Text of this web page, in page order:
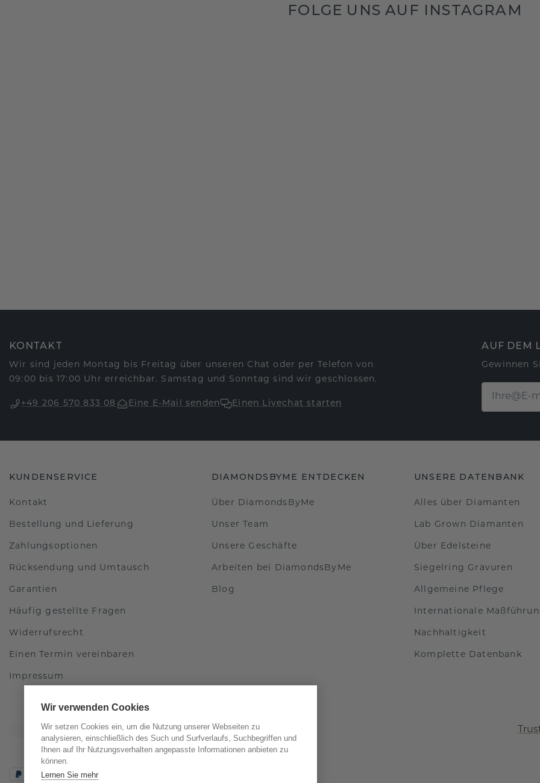
FOLGE UNS AUF INSTAGRAM
KONTAKT
Wir sind jeden Montag bis Freitag über unseren Chat oder per Telefon von
09:00 bis 17:00 Uhr erreichbar. Samstag und Sonntag sind wir geschlossen.
+49 206 570 833 08 Eine E-Mail senden Einen Livechat starten
AUF DEM
Gewinnen
KUNDENSERVICE
Kontakt
Bestellung und Lieferung
Zahlungsoptionen
Rücksendung und Umtausch
Garantien
Häufig gestellte Fragen
Widerrufsrecht
Einen Termin vereinbaren
Impressum
DIAMONDSBYME ENTDECKEN
Über DiamondsByMe
Unser Team
Unsere Geschäfte
Arbeiten bei DiamondsByMe
Blog
UNSERE DATENBANK
Alles über Diamanten
Lab Grown Diamanten
Über Edelsteine
Siegelring Gravuren
Allgemeine Pflege
Internationale
Nachhaltigkeit
Komplette Datenbank
Wir verwenden Cookies
Wir setzen Cookies ein, um die Nutzung unserer Webseiten zu
analysieren, einschließlich des Such und Surfverlaufs, Suchbegriffen und
Ihnen auf Ihr Nutzungsverhalten angepasste Informationen anbieten zu
können.
Lernen Sie mehr